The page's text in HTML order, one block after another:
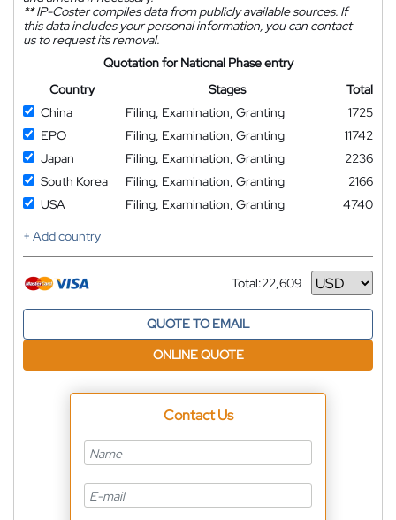
**IP-Coster compiles data from publicly available sources. If
this data includes your personal information, you can contact
us to request its removal.
Quotation for National Phase entry
Country
Stages
Total
China
Filing, Examination, Granting
1725
EPO
Filing, Examination, Granting
11742
Japan
Filing, Examination, Granting
2236
South Korea
Filing, Examination, Granting
2166
USA
Filing, Examination, Granting
4740
+ Add country
Total:22,609
Currency
QUOTE TO EMAIL
ONLINE QUOTE
Contact Us